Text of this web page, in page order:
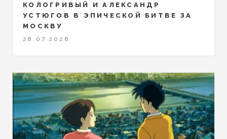
КОЛОГРИВЫЙ И АЛЕКСАНДР
УСТЮГОВ В ЭПИЧЕСКОЙ БИТВЕ ЗА
МОСКВУ
28.07.2026